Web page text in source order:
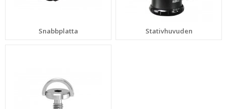
Snabbplatta Stativhuvuden